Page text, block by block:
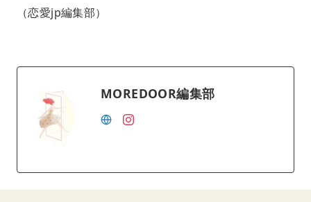
（恋愛jp編集部）
MOREDOOR編集部